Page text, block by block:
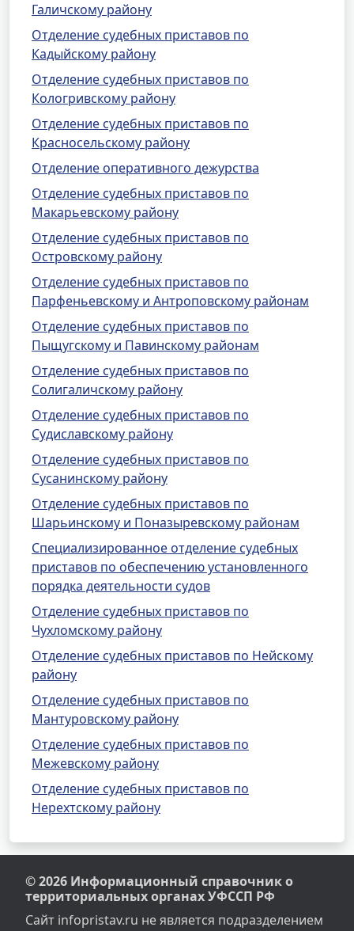
Галичскому району
Отделение судебных приставов по
Кадыйскому району
Отделение судебных приставов по
Кологривскому району
Отделение судебных приставов по
Красносельскому району
Отделение оперативного дежурства
Отделение судебных приставов по
Макарьевскому району
Отделение судебных приставов по
Островскому району
Отделение судебных приставов по
Парфеньевскому и Антроповскому районам
Отделение судебных приставов по
Пыщугскому и Павинскому районам
Отделение судебных приставов по
Солигаличскому району
Отделение судебных приставов по
Судиславскому району
Отделение судебных приставов по
Сусанинскому району
Отделение судебных приставов по
Шарьинскому и Поназыревскому районам
Специализированное отделение судебных
приставов по обеспечению установленного
порядка деятельности судов
Отделение судебных приставов по
Чухломскому району
Отделение судебных приставов по Нейскому
району
Отделение судебных приставов по
Мантуровскому району
Отделение судебных приставов по
Межевскому району
Отделение судебных приставов по
Нерехтскому району
© 2026 Информационный справочник о
территориальных органах УФССП РФ
Сайт infopristav.ru не является подразделением